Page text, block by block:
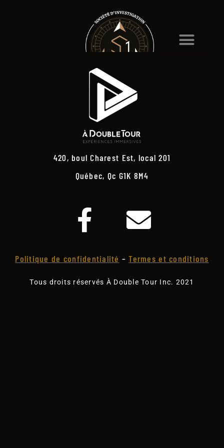
420, boul Charest Est, local 201
Québec, Qc G1K 8M4
Politique de confidentialité –Termes et conditions
Tous droits réservés À Double Tour Inc. 2021